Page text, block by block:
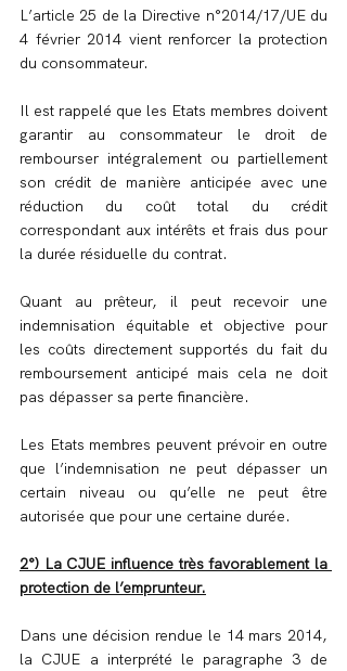
L’article 25 de la Directive n°2014/17/UE du
4 février 2014 vient renforcer la protection
du consommateur.
Il est rappelé que les Etats membres doivent
garantir au consommateur le droit de
rembourser intégralement ou partiellement
son crédit de manière anticipée avec une
réduction du coût total du crédit
correspondant aux intérêts et frais dus pour
la durée résiduelle du contrat.
Quant au prêteur, il peut recevoir une
indemnisation équitable et objective pour
les coûts directement supportés du fait du
remboursement anticipé mais cela ne doit
pas dépasser sa perte financière.
Les Etats membres peuvent prévoir en outre
que l’indemnisation ne peut dépasser un
certain niveau ou qu’elle ne peut être
autorisée que pour une certaine durée.
2°) La CJUE influence très favorablement la
protection de l’emprunteur.
Dans une décision rendue le 14 mars 2014,
la CJUE a interprété le paragraphe 3 de